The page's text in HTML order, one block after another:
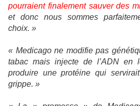
pourraient finalement sauver des
et donc nous sommes
choix. »
« Medicago ne modifie pas
tabac mais injecte de l’ADN en
produire une protéine qui
grippe. »